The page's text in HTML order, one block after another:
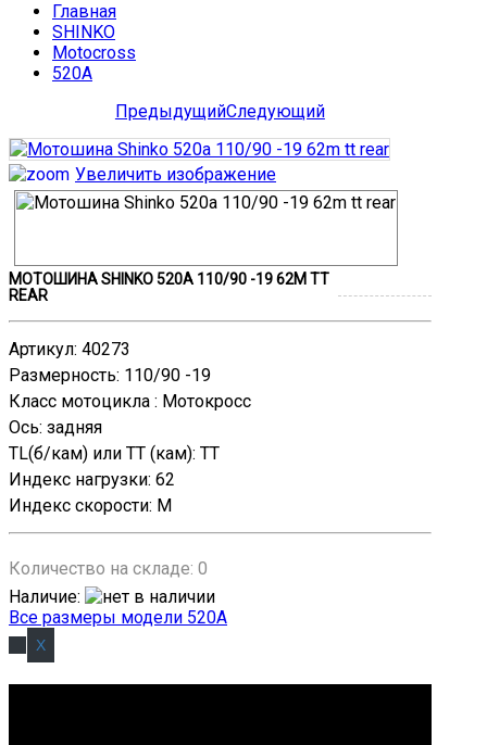
Главная
SHINKO
Motocross
520A
ПредыдущийСледующий
Увеличить изображение
МОТОШИНА SHINKO 520A 110/90 -19 62M TT
REAR
Артикул: 40273
Размерность: 110/90 -19
Класс мотоцикла : Мотокросс
Ось: задняя
TL(б/кам) или TT (кам): TT
Индекс нагрузки: 62
Индекс скорости: M
Количество на складе: 0
Наличие:
Все размеры модели 520A